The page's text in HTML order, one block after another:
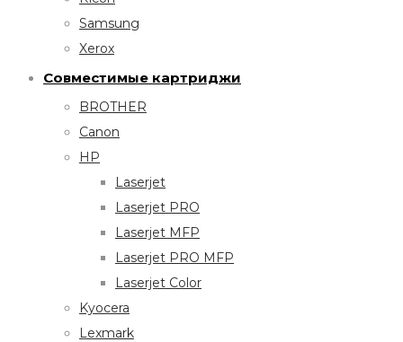
Samsung
Xerox
Совместимые картриджи
BROTHER
Canon
HP
Laserjet
Laserjet PRO
Laserjet MFP
Laserjet PRO MFP
Laserjet Color
Kyocera
Lexmark